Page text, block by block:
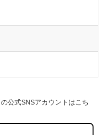
公式SNSアカウントはこち